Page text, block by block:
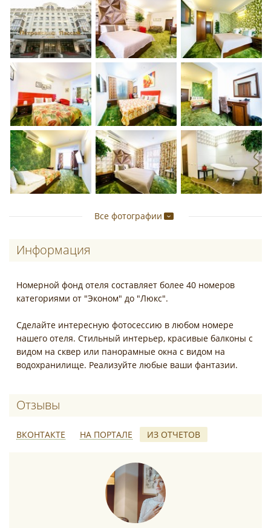
Информация
Номерной фонд отеля составляет более 40 номеров
категориями от "Эконом" до "Люкс".
Сделайте интересную фотосессию в любом номере
нашего отеля. Стильный интерьер, красивые балконы с
видом на сквер или панорамные окна с видом на
водохранилище. Реализуйте любые ваши фантазии.
Все фотографии
Отзывы о Петровский Пассаж
ВКОНТАКТЕ НА ПОРТАЛЕ ИЗ ОТЧЕТОВ